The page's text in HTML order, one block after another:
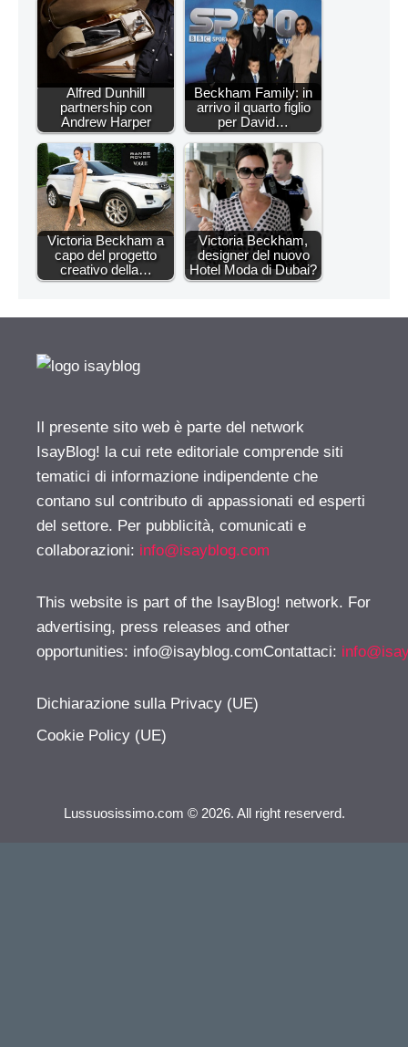
Alfred Dunhill
partnership con
Andrew Harper
Beckham Family: in
arrivo il quarto figlio
per David…
Victoria Beckham a
capo del progetto
creativo della…
Victoria Beckham,
designer del nuovo
Hotel Moda di Dubai?
Il presente sito web è parte del network
IsayBlog! la cui rete editoriale comprende siti
tematici di informazione indipendente che
contano sul contributo di appassionati ed esperti
del settore. Per pubblicità, comunicati e
collaborazioni: info@isayblog.com
This website is part of the IsayBlog! network. For
advertising, press releases and other
opportunities: info@isayblog.comContattaci:
Dichiarazione sulla Privacy (UE)
Cookie Policy (UE)
Lussuosissimo.com © 2026. All right reserverd.